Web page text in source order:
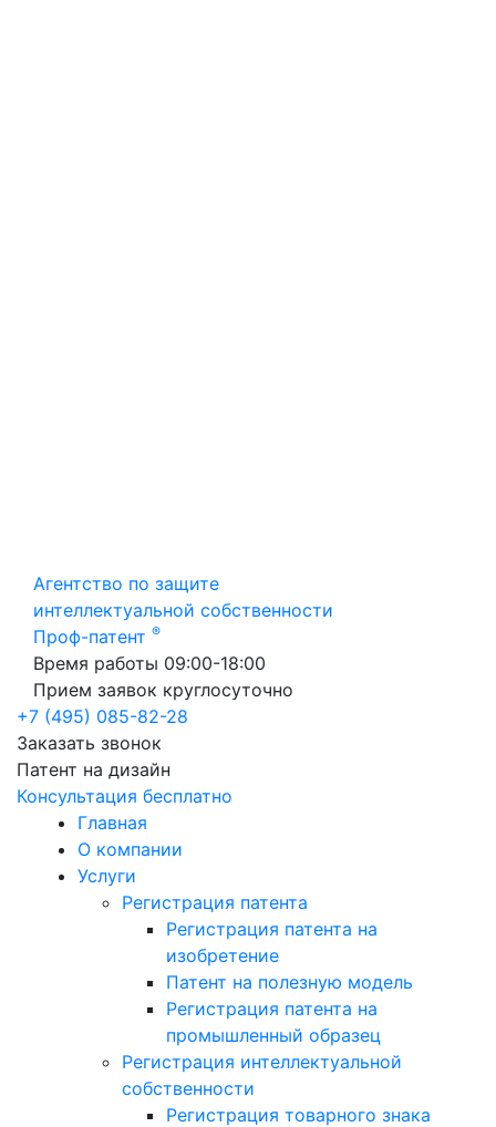
Агентство по защите
интеллектуальной собственности
Проф-патент ®
Время работы 09:00-18:00
Прием заявок круглосуточно
+7 (495) 085-82-28
Заказать звонок
Патент на дизайн
Консультация бесплатно
Главная
О компании
Услуги
Регистрация патента
Регистрация патента на
изобретение
Патент на полезную модель
Регистрация патента на
промышленный образец
Регистрация интеллектуальной
собственности
Регистрация товарного знака